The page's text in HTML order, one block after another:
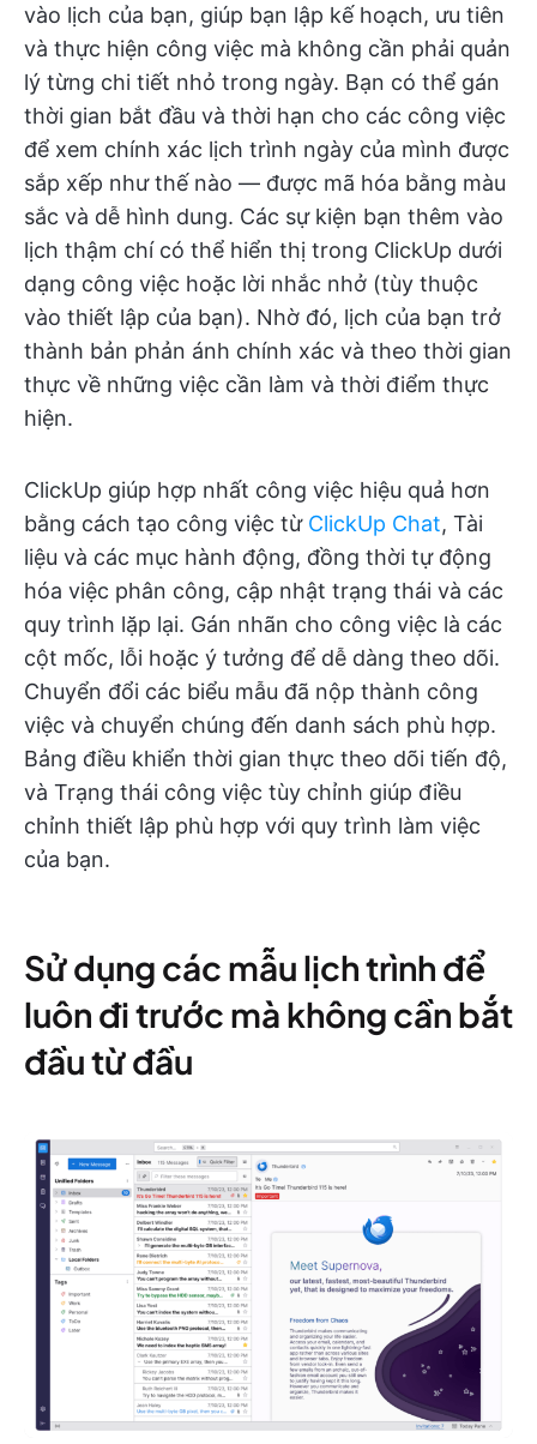
vào lịch của bạn, giúp bạn lập kế hoạch, ưu tiên
và thực hiện công việc mà không cần phải quản
lý từng chi tiết nhỏ trong ngày. Bạn có thể gán
thời gian bắt đầu và thời hạn cho các công việc
để xem chính xác lịch trình ngày của mình được
sắp xếp như thế nào — được mã hóa bằng màu
sắc và dễ hình dung. Các sự kiện bạn thêm vào
lịch thậm chí có thể hiển thị trong ClickUp dưới
dạng công việc hoặc lời nhắc nhở (tùy thuộc
vào thiết lập của bạn). Nhờ đó, lịch của bạn trở
thành bản phản ánh chính xác và theo thời gian
thực về những việc cần làm và thời điểm thực
hiện.
ClickUp giúp hợp nhất công việc hiệu quả hơn
bằng cách tạo công việc từ ClickUp Chat, Tài
liệu và các mục hành động, đồng thời tự động
hóa việc phân công, cập nhật trạng thái và các
quy trình lặp lại. Gán nhãn cho công việc là các
cột mốc, lỗi hoặc ý tưởng để dễ dàng theo dõi.
Chuyển đổi các biểu mẫu đã nộp thành công
việc và chuyển chúng đến danh sách phù hợp.
Bảng điều khiển thời gian thực theo dõi tiến độ,
và Trạng thái công việc tùy chỉnh giúp điều
chỉnh thiết lập phù hợp với quy trình làm việc
của bạn.
Sử dụng các mẫu lịch trình để
luôn đi trước mà không cần bắt
đầu từ đầu